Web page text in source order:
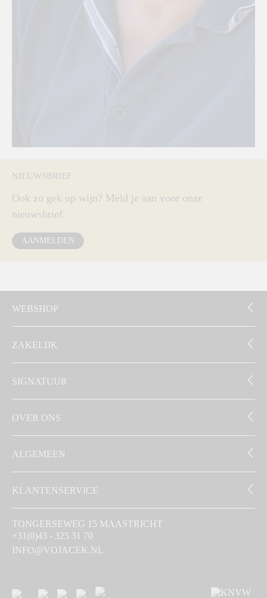
NIEUWSBRIEF
Ook zo gek op wijn? Meld je aan voor onze
nieuwsbrief.
AANMELDEN
WEBSHOP
ZAKELIJK
SIGNATUUR
OVER ONS
ALGEMEEN
KLANTENSERVICE
TONGERSEWEG 15 MAASTRICHT
+31(0)43 - 325 31 70
INFO@VOJACEK.NL